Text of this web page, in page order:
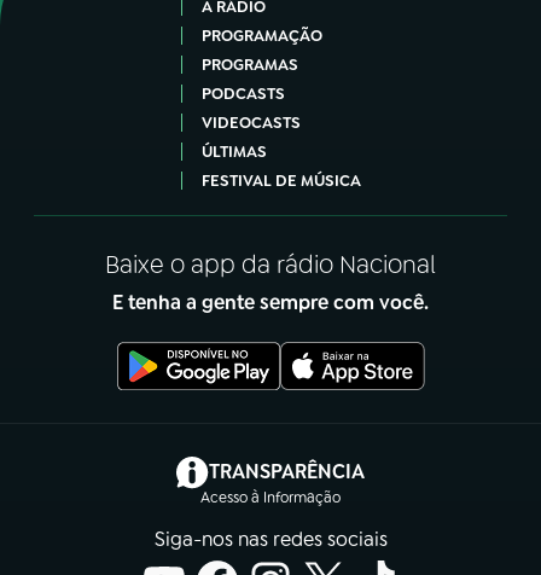
A RÁDIO
PROGRAMAÇÃO
PROGRAMAS
PODCASTS
VIDEOCASTS
ÚLTIMAS
FESTIVAL DE MÚSICA
Baixe o app da rádio Nacional
E tenha a gente sempre com você.
TRANSPARÊNCIA
Acesso à Informação
(abre em nova aba)
Siga-nos nas redes sociais